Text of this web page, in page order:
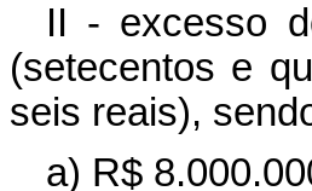
II - excesso
(setecentos e
seis reais),
a) R$